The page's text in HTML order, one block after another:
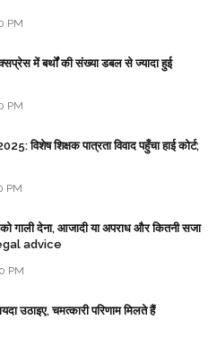
PM
में बर्थों की संख्या डबल से ज्यादा हुई
PM
विशेष शिक्षक पात्रता विवाद पहुँचा हाई कोर्ट;
PM
गाली देना, आजादी या अपराध और कितनी सजा
advice
PM
उठाइए, चमत्कारी परिणाम मिलते हैं